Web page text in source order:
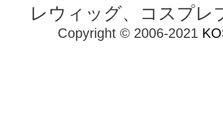
レウィッグ、コスプレ
Copyright © 2006-2021